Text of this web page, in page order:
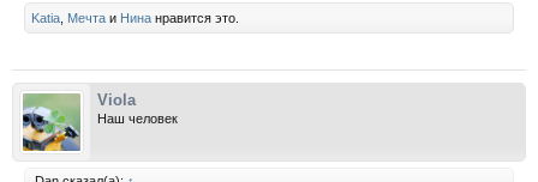
Katia Мечта и Нина нравится это.
Viola
Наш человек